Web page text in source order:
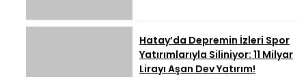
Hatay’da Depremin İzleri Spor
Yatırımlarıyla Siliniyor: 11 Milyar
Lirayı Aşan Dev Yatırım!